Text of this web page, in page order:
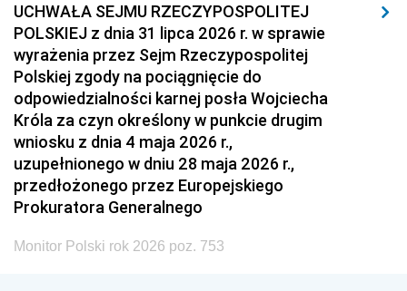
UCHWAŁA SEJMU RZECZYPOSPOLITEJ
POLSKIEJ z dnia 31 lipca 2026 r. w sprawie
wyrażenia przez Sejm Rzeczypospolitej
Polskiej zgody na pociągnięcie do
odpowiedzialności karnej posła Wojciecha
Króla za czyn określony w punkcie drugim
wniosku z dnia 4 maja 2026 r.,
uzupełnionego w dniu 28 maja 2026 r.,
przedłożonego przez Europejskiego
Prokuratora Generalnego
Monitor Polski rok 2026 poz. 753